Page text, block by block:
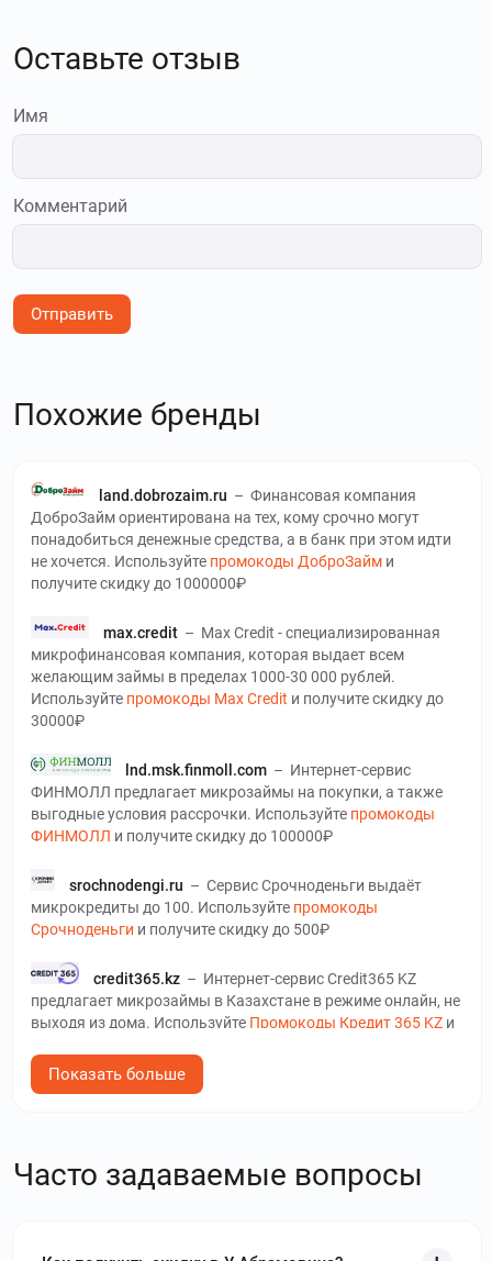
Оставьте отзыв
Имя
Комментарий
Отправить
Похожие бренды
land.dobrozaim.ru – Финансовая компания
ДоброЗайм ориентирована на тех, кому срочно могут
понадобиться денежные средства, а в банк при этом идти
не хочется. Используйте промокоды ДоброЗайм и
получите скидку до 1000000₽
max.credit– Max Credit - специализированная
микрофинансовая компания, которая выдает всем
желающим займы в пределах 1000-30 000 рублей.
Используйте промокоды Max Credit и получите скидку до
30000₽
lnd.msk.finmoll.com– Интернет-сервис
ФИНМОЛЛ предлагает микрозаймы на покупки, а также
выгодные условия рассрочки. Используйте промокоды
ФИНМОЛЛ и получите скидку до 100000₽
srochnodengi.ru – Сервис Срочноденьги выдаёт
микрокредиты до 100. Используйте промокоды
Срочноденьги и получите скидку до 500₽
credit365.kz– Интернет-сервис Credit365 KZ
предлагает микрозаймы в Казахстане в режиме онлайн, не
выходя из дома. Используйте Промокоды Кредит 365 KZ и
creditplus.kz–На сайте CreditPlus KZ у жителей
KZ
получите скидку до 2 %
Показать больше
Часто задаваемые вопросы